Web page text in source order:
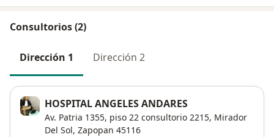
Consultorios (2)
Dirección 1 Dirección 2
HOSPITAL ANGELES ANDARES
Av. Patria 1355, piso 22 consultorio 2215, Mirador
Del Sol, Zapopan 45116